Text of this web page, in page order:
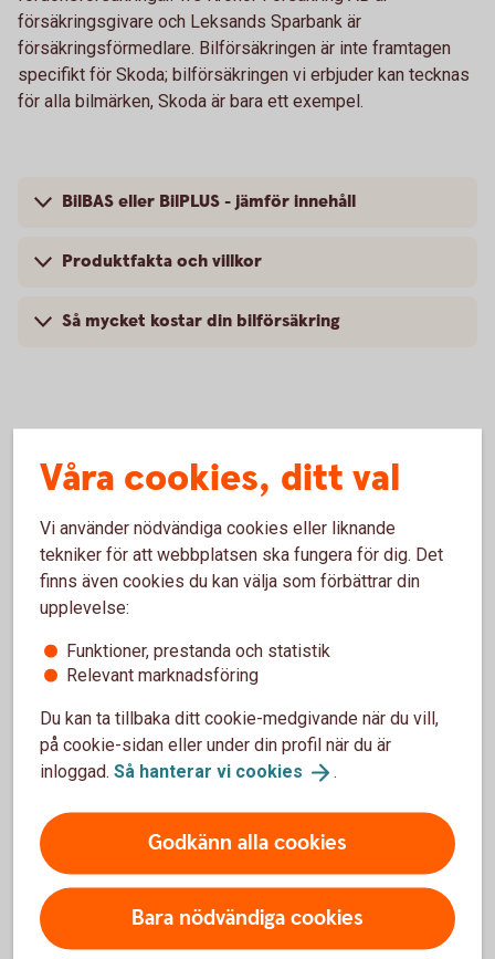
försäkringsgivare och Leksands Sparbank är
försäkringsförmedlare. Bilförsäkringen är inte framtagen
specifikt för Skoda; bilförsäkringen vi erbjuder kan tecknas
för alla bilmärken, Skoda är bara ett exempel.
BilBAS eller BilPLUS - jämför innehåll
Produktfakta och villkor
Så mycket kostar din bilförsäkring
Vanliga frågor om att försäkra
Skoda
Trafik, hel och halv – vad är det för skillnad på
försäkringarna?
gälla?
Om man övningskör och olyckan är framme,
täcker bilförsäkringen då?
Vilka bilar har en vagnskadegaranti?
Våra cookies, ditt val
Vi använder nödvändiga cookies eller liknande
tekniker för att webbplatsen ska fungera för dig. Det
finns även cookies du kan välja som förbättrar din
upplevelse:
Funktioner, prestanda och statistik
Relevant marknadsföring
Du kan ta tillbaka ditt cookie-medgivande när du vill,
på cookie-sidan eller under din profil när du är
inloggad. Så hanterar vi cookies .
Godkänn alla cookies
Bara nödvändiga cookies